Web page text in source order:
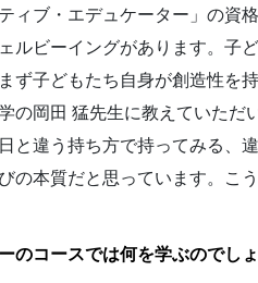
ィブ・エデュケーター」の資
ルビーイングがあります。子
ず子どもたち自身が創造性を
の岡田 猛先生に教えていた
と違う持ち方で持ってみる、
の本質だと思っています。こ
コースでは何を学ぶのでし